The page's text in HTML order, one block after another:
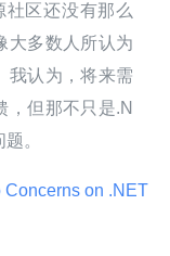
社区还没有那么
大多数人所认为
我认为，将来需
，但那不只是.N
。
on .NET